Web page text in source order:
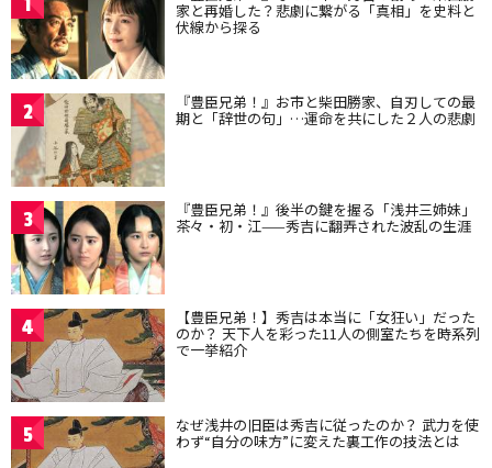
家と再婚した？悲劇に繋がる「真相」を史料と
伏線から探る
2 『豊臣兄弟！』お市と柴田勝家、自刃しての最
期と「辞世の句」…運命を共にした２人の悲劇
3 『豊臣兄弟！』後半の鍵を握る「浅井三姉妹」
茶々・初・江——秀吉に翻弄された波乱の生涯
4 【豊臣兄弟！】秀吉は本当に「女狂い」だった
のか？ 天下人を彩った11人の側室たちを時系列
で一挙紹介
5 なぜ浅井の旧臣は秀吉に従ったのか？ 武力を使
わず“自分の味方”に変えた裏工作の技法とは